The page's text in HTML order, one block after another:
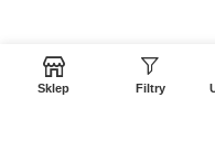
Sklep Filtry